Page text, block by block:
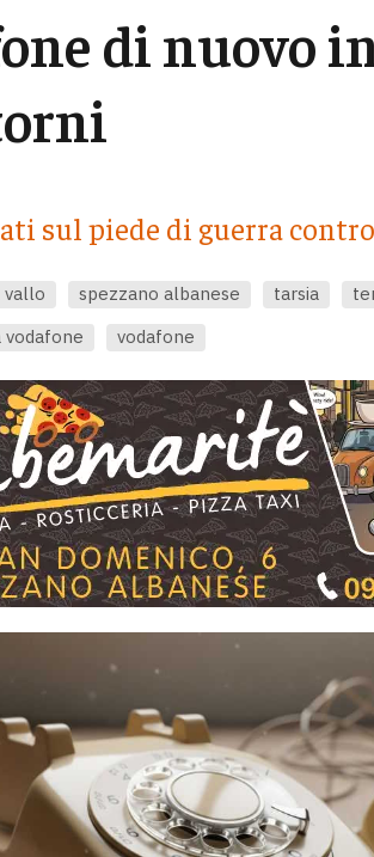
di nuovo
sul piede di guerra
vallo spezzano albanese tarsia
vodafone
vodafone